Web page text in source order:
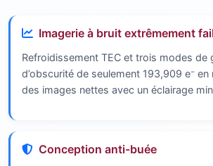
Imagerie à bruit extrêmement
Refroidissement TEC et trois modes de
d’obscurité de seulement 193,909 e⁻
des images nettes avec un éclairage
Conception anti-buée